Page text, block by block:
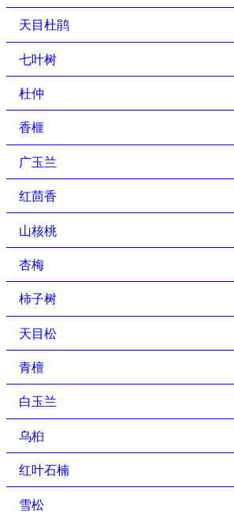
天目杜鹃
七叶树
杜仲
香榧
广玉兰
红茴香
山核桃
杏梅
柿子树
天目松
青檀
白玉兰
乌桕
红叶石楠
雪松